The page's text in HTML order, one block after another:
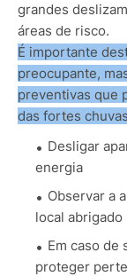
grandes
áreas de risco.
É importante
preocupante,
preventivas que
das fortes
Desligar
energia
Observar a
local abrigado
Em caso de
proteger